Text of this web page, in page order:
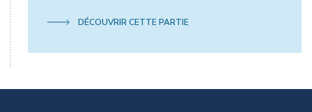
DÉCOUVRIR CETTE PARTIE